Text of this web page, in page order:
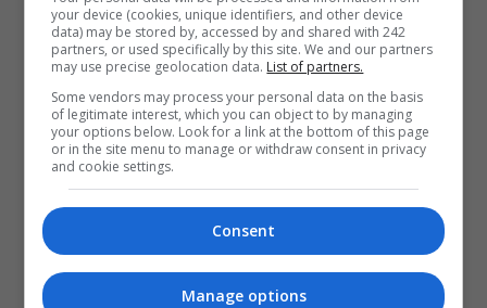
your device (cookies, unique identifiers, and other device
data) may be stored by, accessed by and shared with 242
partners, or used specifically by this site. We and our partners
may use precise geolocation data. List of partners.
Some vendors may process your personal data on the basis
of legitimate interest, which you can object to by managing
your options below. Look for a link at the bottom of this page
or in the site menu to manage or withdraw consent in privacy
and cookie settings.
Consent
Manage options